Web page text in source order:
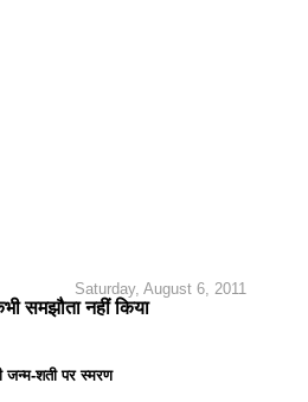
Saturday, August 6, 2011
समझौता नहीं किया
जन्म-शती पर स्मरण